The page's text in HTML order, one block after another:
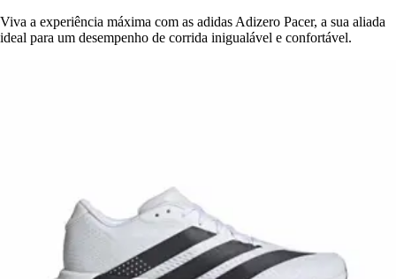
Viva a experiência máxima com as adidas Adizero Pacer, a sua aliada
ideal para um desempenho de corrida inigualável e confortável.